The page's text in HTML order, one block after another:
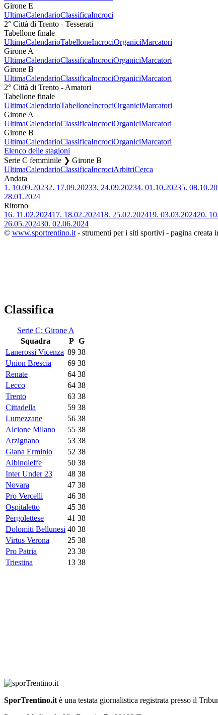
Girone E
UltimaCalendarioClassificaIncroci
2° Città di Trento - Tesserati
Tabellone finale
UltimaCalendarioTabelloneIncrociOrganiciMarcatori
Girone A
UltimaCalendarioClassificaIncrociOrganiciMarcatori
Girone B
UltimaCalendarioClassificaIncrociOrganiciMarcatori
2° Città di Trento - Amatori
Tabellone finale
UltimaCalendarioTabelloneIncrociOrganiciMarcatori
Girone A
UltimaCalendarioClassificaIncrociOrganiciMarcatori
Girone B
UltimaCalendarioClassificaIncrociOrganiciMarcatori
Elenco delle stagioni
Serie C femminile ❯ Girone B
UltimaCalendarioClassificaIncrociArbitriCerca
Andata
1. 10.09.20232. 17.09.20233. 24.09.20234. 01.10.20235.
28.01.2024
Ritorno
16. 11.02.202417. 18.02.202418. 25.02.202419. 03.03.202420.
26.05.202430. 02.06.2024
© www.sportrentino.it - strumenti per i siti sportivi - pagina creata
Classifica
Serie C: Girone A
Squadra
P G
Lanerossi Vicenza 89 38
Union Brescia
69 38
Renate
64 38
Lecco
64 38
Trento
63 38
Cittadella
59 38
Lumezzane
56 38
Alcione Milano
55 38
Arzignano
53 38
Giana Erminio
52 38
Albinoleffe
50 38
Inter Under 23
48 38
Novara
47 38
Pro Vercelli
46 38
Ospitaletto
45 38
Pergolettese
41 38
Dolomiti Bellunesi 40 38
Virtus Verona
25 38
Pro Patria
23 38
Triestina
13 38
SporTrentino.it è una testata giornalistica registrata presso il